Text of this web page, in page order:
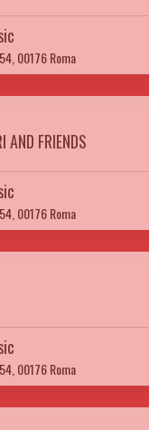
00176 Roma
AND FRIENDS
00176 Roma
00176 Roma